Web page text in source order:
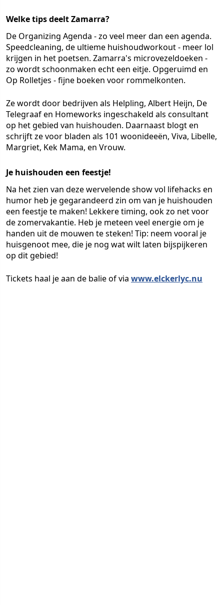
Welke tips deelt Zamarra?
De Organizing Agenda - zo veel meer dan een agenda.
Speedcleaning, de ultieme huishoudworkout - meer lol
krijgen in het poetsen. Zamarra's microvezeldoeken -
zo wordt schoonmaken echt een eitje. Opgeruimd en
Op Rolletjes - fijne boeken voor rommelkonten.
Ze wordt door bedrijven als Helpling, Albert Heijn, De
Telegraaf en Homeworks ingeschakeld als consultant
op het gebied van huishouden. Daarnaast blogt en
schrijft ze voor bladen als 101 woonideeën, Viva, Libelle,
Margriet, Kek Mama, en Vrouw.
Je huishouden een feestje!
Na het zien van deze wervelende show vol lifehacks en
humor heb je gegarandeerd zin om van je huishouden
een feestje te maken! Lekkere timing, ook zo net voor
de zomervakantie. Heb je meteen veel energie om je
handen uit de mouwen te steken! Tip: neem vooral je
huisgenoot mee, die je nog wat wilt laten bijspijkeren
op dit gebied!
Tickets haal je aan de balie of via www.elckerlyc.nu